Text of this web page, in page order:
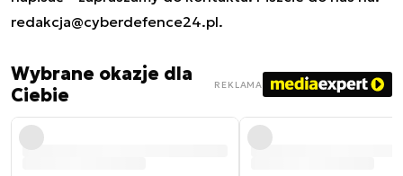
redakcja@cyberdefence24.pl.
Wybrane okazje dla
Ciebie
REKLAMA